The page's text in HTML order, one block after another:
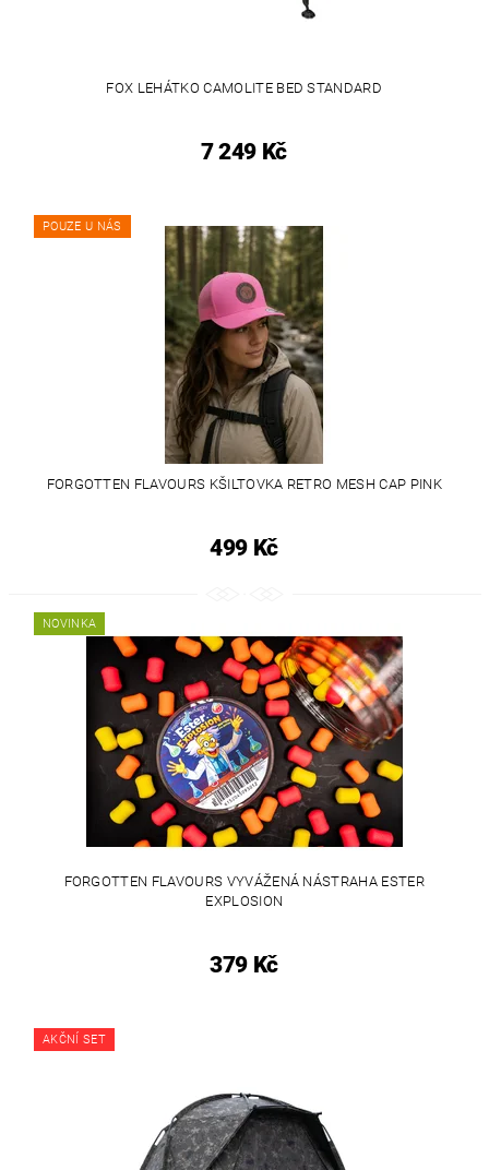
FOX LEHÁTKO CAMOLITE BED STANDARD
7 249 Kč
POUZE U NÁS
FORGOTTEN FLAVOURS KŠILTOVKA RETRO MESH CAP PINK
499 Kč
NOVINKA
FORGOTTEN FLAVOURS VYVÁŽENÁ NÁSTRAHA ESTER
EXPLOSION
379 Kč
AKČNÍ SET